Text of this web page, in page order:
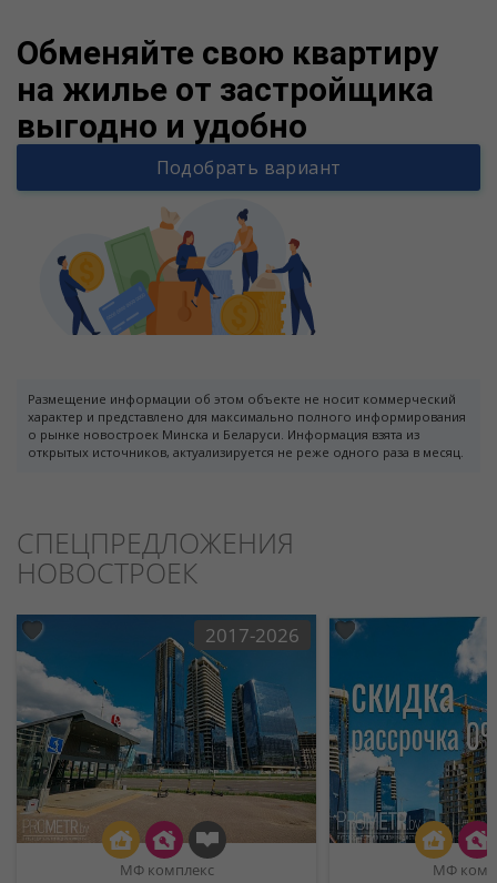
Обменяйте свою квартиру
на жилье от застройщика
выгодно и удобно
Подобрать вариант
Размещение информации об этом объекте не носит коммерческий
характер и представлено для максимально полного информирования
о рынке новостроек Минска и Беларуси. Информация взята из
открытых источников, актуализируется не реже одного раза в месяц.
СПЕЦПРЕДЛОЖЕНИЯ
НОВОСТРОЕК
2017-2026
МФ комплекс МФ